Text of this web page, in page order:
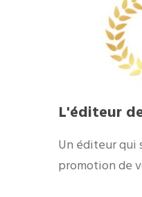
​L'éditeur
​Un éditeur qui
promotion de